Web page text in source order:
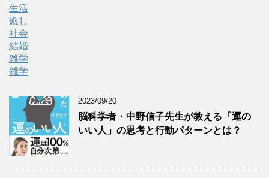
生活
癒し
社会
結婚
雑学
雑学
2023/09/20
脳科学者・中野信子先生が教える「運の
いい人」の思考と行動パターンとは？